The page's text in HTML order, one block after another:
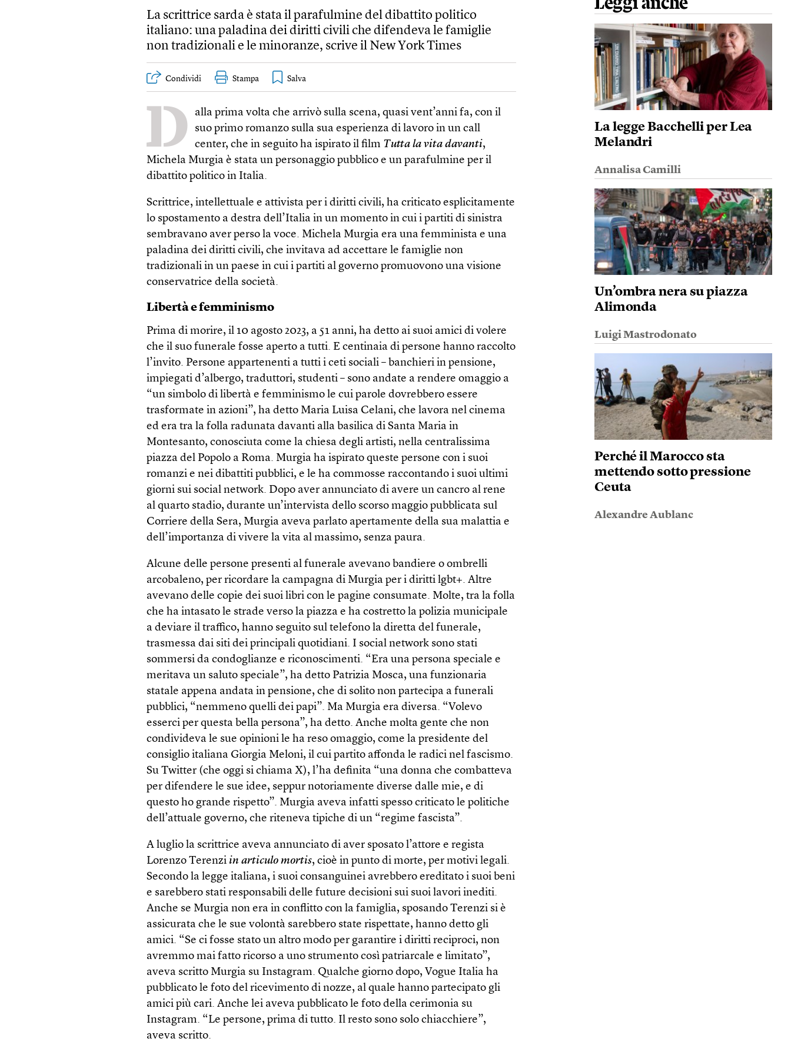
La scrittrice sarda è stata il parafulmine del dibattito politico
italiano: una paladina dei diritti civili che difendeva le famiglie
non tradizionali e le minoranze, scrive il New York Times
Condividi Stampa
D
alla prima volta che arrivò sulla scena, quasi vent’anni fa, con il
suo primo romanzo sulla sua esperienza di lavoro in un call
center, che in seguito ha ispirato il film Tutta la vita davanti,
Michela Murgia è stata un personaggio pubblico e un parafulmine per il
dibattito politico in Italia.
Scrittrice, intellettuale e attivista per i diritti civili, ha criticato esplicitamente
lo spostamento a destra dell’Italia in un momento in cui i partiti di sinistra
sembravano aver perso la voce. Michela Murgia era una femminista e una
paladina dei diritti civili, che invitava ad accettare le famiglie non
tradizionali in un paese in cui i partiti al governo promuovono una visione
conservatrice della società.
Libertà e femminismo
Prima di morire, il 10 agosto 2023, a 51 anni, ha detto ai suoi amici di volere
che il suo funerale fosse aperto a tutti. E centinaia di persone hanno raccolto
l’invito. Persone appartenenti a tutti i ceti sociali – banchieri in pensione,
impiegati d’albergo, traduttori, studenti – sono andate a rendere omaggio a
“un simbolo di libertà e femminismo le cui parole dovrebbero essere
trasformate in azioni”, ha detto Maria Luisa Celani, che lavora nel cinema
ed era tra la folla radunata davanti alla basilica di Santa Maria in
Montesanto, conosciuta come la chiesa degli artisti, nella centralissima
piazza del Popolo a Roma. Murgia ha ispirato queste persone con i suoi
romanzi e nei dibattiti pubblici, e le ha commosse raccontando i suoi ultimi
giorni sui social network. Dopo aver annunciato di avere un cancro al rene
al quarto stadio, durante un’intervista dello scorso maggio pubblicata sul
Corriere della Sera, Murgia aveva parlato apertamente della sua malattia e
dell’importanza di vivere la vita al massimo, senza paura.
Alcune delle persone presenti al funerale avevano bandiere o ombrelli
arcobaleno, per ricordare la campagna di Murgia per i diritti lgbt+. Altre
avevano delle copie dei suoi libri con le pagine consumate. Molte, tra la folla
che ha intasato le strade verso la piazza e ha costretto la polizia municipale
a deviare il traffico, hanno seguito sul telefono la diretta del funerale,
trasmessa dai siti dei principali quotidiani. I social network sono stati
sommersi da condoglianze e riconoscimenti. “Era una persona speciale e
meritava un saluto speciale”, ha detto Patrizia Mosca, una funzionaria
statale appena andata in pensione, che di solito non partecipa a funerali
pubblici, “nemmeno quelli dei papi”. Ma Murgia era diversa. “Volevo
esserci per questa bella persona”, ha detto. Anche molta gente che non
condivideva le sue opinioni le ha reso omaggio, come la presidente del
consiglio italiana Giorgia Meloni, il cui partito affonda le radici nel fascismo.
Su Twitter (che oggi si chiama X), l’ha definita “una donna che combatteva
per difendere le sue idee, seppur notoriamente diverse dalle mie, e di
questo ho grande rispetto”. Murgia aveva infatti spesso criticato le politiche
dell’attuale governo, che riteneva tipiche di un “regime fascista”.
A luglio la scrittrice aveva annunciato di aver sposato l’attore e regista
Lorenzo Terenzi in articulo mortis, cioè in punto di morte, per motivi legali.
Secondo la legge italiana, i suoi consanguinei avrebbero ereditato i suoi beni
e sarebbero stati responsabili delle future decisioni sui suoi lavori inediti.
Anche se Murgia non era in conflitto con la famiglia, sposando Terenzi si è
assicurata che le sue volontà sarebbero state rispettate, hanno detto gli
amici. “Se ci fosse stato un altro modo per garantire i diritti reciproci, non
avremmo mai fatto ricorso a uno strumento così patriarcale e limitato”,
aveva scritto Murgia su Instagram. Qualche giorno dopo, Vogue Italia ha
pubblicato le foto del ricevimento di nozze, al quale hanno partecipato gli
amici più cari. Anche lei aveva pubblicato le foto della cerimonia su
Instagram. “Le persone, prima di tutto. Il resto sono solo chiacchiere”,
aveva scritto.
La legge Bacchelli per Lea
Melandri
Annalisa Camilli
Un’ombra nera su piazza
Alimonda
Luigi Mastrodonato
Perché il Marocco sta
mettendo sotto pressione
Ceuta
Alexandre Aublanc